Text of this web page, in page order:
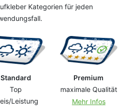
Kategorien für jeden
Standard
Top
Leistung
Premium
maximale Qualität
Mehr Infos